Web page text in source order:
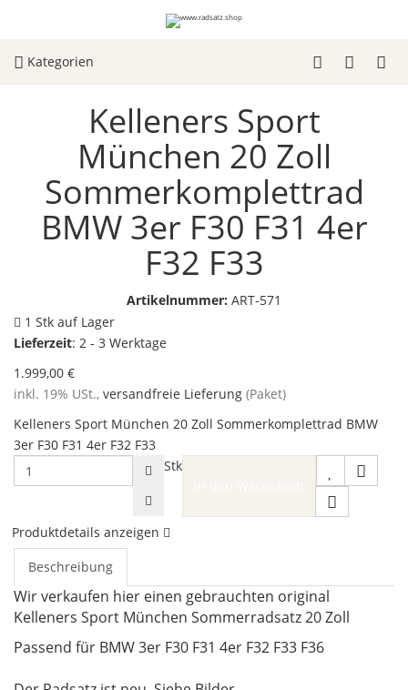
Kategorien
Kelleners Sport
München 20 Zoll
Sommerkomplettrad
BMW 3er F30 F31 4er
F32 F33
Artikelnummer: ART-571
1 Stk auf Lager
Lieferzeit: 2 - 3 Werktage
1.999,00 €
inkl. 19% USt., versandfreie Lieferung (Paket)
Kelleners Sport München 20 Zoll Sommerkomplettrad BMW
3er F30 F31 4er F32 F33
Stk
Produktdetails anzeigen
Beschreibung
Wir verkaufen hier einen gebrauchten original
Kelleners Sport München Sommerradsatz 20 Zoll
Passend für BMW 3er F30 F31 4er F32 F33 F36